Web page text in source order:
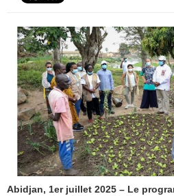
Abidjan, 1er juillet 2025 – Le